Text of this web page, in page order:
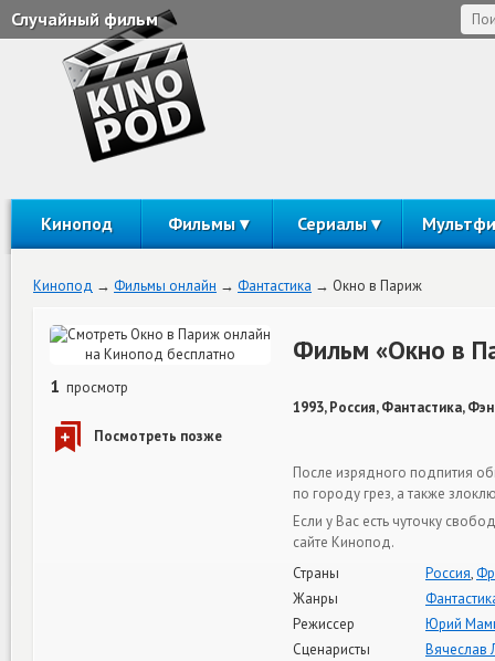
Случайный фильм
Кинопод Фильмы Сериалы
Кинопод Фильмы онлайн Фантастика Окно в Париж
1 просмотр
Фильм «Окно в
1993, Россия, Фантастика,
После изрядного подпития
по городу грез, а также
Если у Вас есть чуточку
сайте Кинопод.
Страны
Россия,
Жанры
Режиссер
Юрий
Сценаристы
Вячеслав